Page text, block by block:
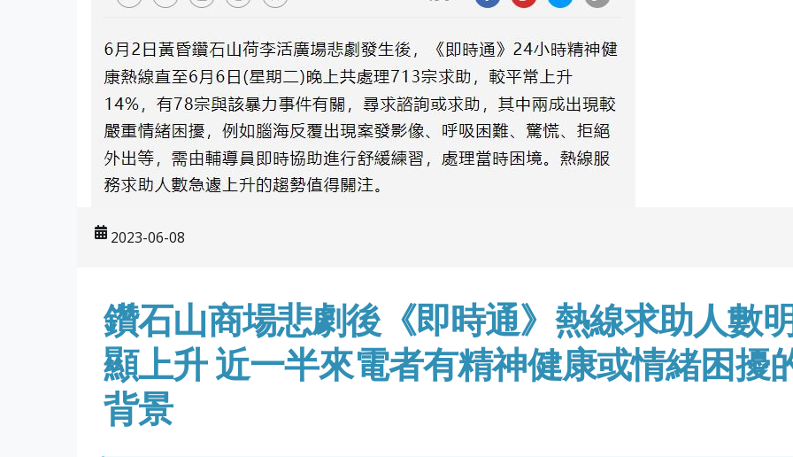
2023-06-08
鑽石山商場悲劇後《即時通》熱線求助人數
顯上升 近一半來電者有精神健康或情緒困擾
背景